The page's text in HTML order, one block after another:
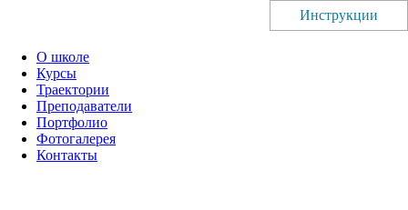
О школе
Курсы
Траектории
Преподаватели
Портфолио
Фотогалерея
Контакты
Инструкции